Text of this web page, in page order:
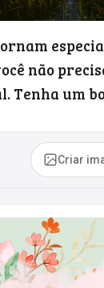
não
Tenha um
Criar